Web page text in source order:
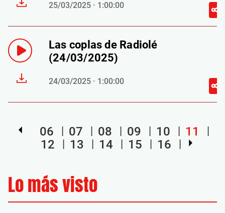
25/03/2025 · 1:00:00
Las coplas de Radiolé
(24/03/2025)
24/03/2025 · 1:00:00
06 07 08 09 10
11
12
13 14 15 16
Lo más visto